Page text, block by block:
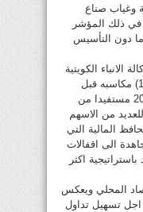
وغياب صناع
ذلك المؤشر
دون التأسيس
الانباء الكويتية
(كونا) اليوم أن يعاود مؤشر (كويت 15) مكاسبه قبل
اسدال الستار على تداولات العام 2014 مستفيدا من
من الاسهم
المالية التي
الى اقفالات
اكثر
المحلي ويعكس
تسهيل تداول